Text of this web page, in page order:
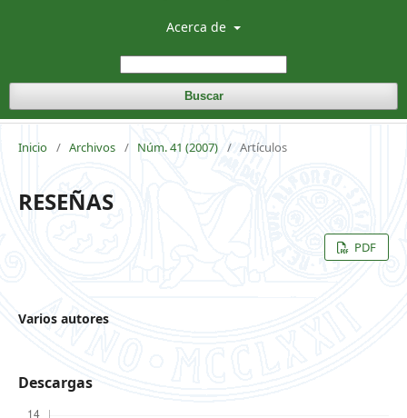
Acerca de
Buscar
Inicio / Archivos / Núm. 41 (2007) / Artículos
RESEÑAS
PDF
Varios autores
Descargas